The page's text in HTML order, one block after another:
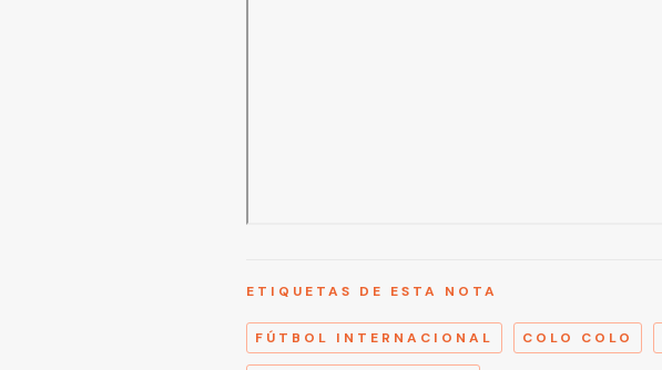
ETIQUETAS DE ESTA NOTA
FÚTBOL INTERNACIONAL COLO COLO